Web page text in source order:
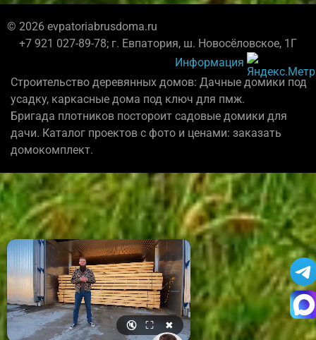
© 2026 evpatoriabrusdoma.ru
+7 921 027-89-78; г. Евпатория, ш. Новосёловское, 1Г
Информация
Строительство деревянных домов: Дачные домики под
усадку, каркасные дома под ключ для пмж.
Бригада плотников постороит садовые домики для
дачи. Каталог проектов с фото и ценами: заказать
домокомплект.
🔇 ⛶ ✖